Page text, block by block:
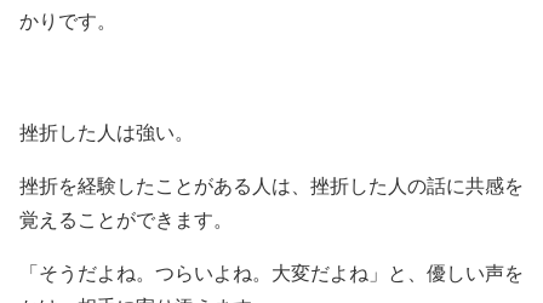
かりです。
挫折した人は強い。
挫折を経験したことがある人は、挫折した人の話に共感を
覚えることができます。
「そうだよね。つらいよね。大変だよね」と、優しい声を